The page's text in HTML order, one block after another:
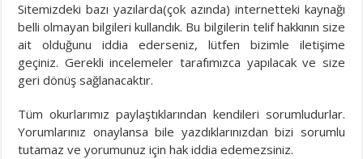
Sitemizdeki bazı yazılarda(çok azında) internetteki kaynağı
belli olmayan bilgileri kullandık. Bu bilgilerin telif hakkının size
ait olduğunu iddia ederseniz, lütfen bizimle iletişime
geçiniz. Gerekli incelemeler tarafımızca yapılacak ve size
geri dönüş sağlanacaktır.
Tüm okurlarımız paylaştıklarından kendileri sorumludurlar.
Yorumlarınız onaylansa bile yazdıklarınızdan bizi sorumlu
tutamaz ve yorumunuz için hak iddia edemezsiniz.